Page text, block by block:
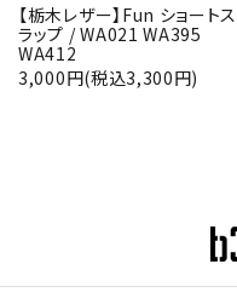
【栃木レザー】Fun ショート
ラップ / WA021 WA395
WA412
3,000円(税込3,300円)